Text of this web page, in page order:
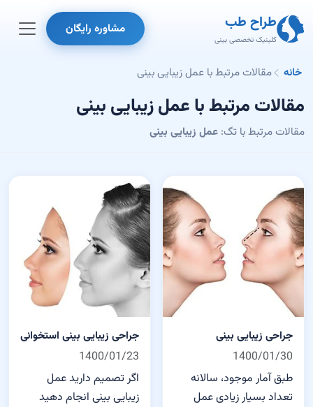
طراح طب
کلینیک تخصصی بینی
مشاوره رایگان
خانه مقالات مرتبط با عمل زیبایی بینی
مقالات مرتبط با عمل زیبایی بینی
مقالات مرتبط با تگ: عمل زیبایی بینی
جراحی زیبایی بینی
1400/01/30
طبق آمار موجود، سالانه
تعداد بسیار زیادی عمل
جراحی زیبایی بینی استخوانی
1400/01/23
اگر تصمیم دارید عمل
زیبایی بینی انجام دهید